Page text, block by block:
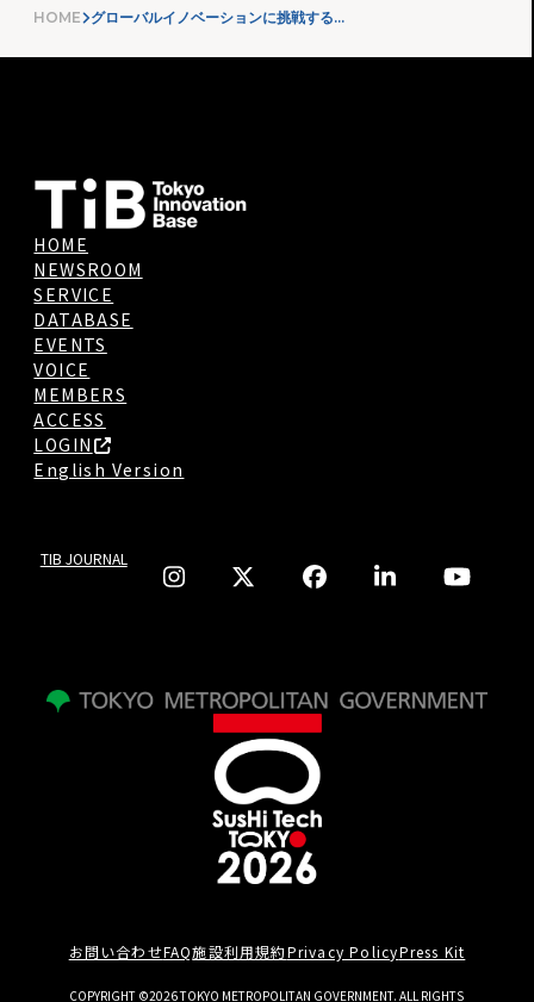
HOME グローバルイノベーションに挑戦するクラスター創成事業（TIB CATAPULT）～クラスターの募集を開始します！～
HOME
NEWSROOM
SERVICE
DATABASE
EVENTS
VOICE
MEMBERS
ACCESS
LOGIN
English Version
TIB JOURNAL
お問い合わせFAQ施設利用規約Privacy PolicyPress Kit
COPYRIGHT ©2026 TOKYO METROPOLITAN GOVERNMENT. ALL RIGHTS